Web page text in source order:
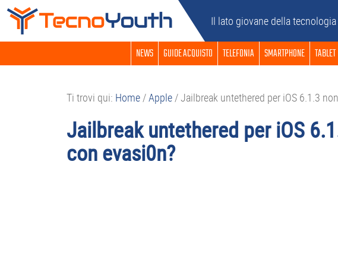
Passa
navigazione
Passa
contenuto
Passa
barra
Passa
piè
Il lato giovane della tecnologia
NEWS GUIDE ACQUISTO TELEFONIA SMARTPHONE TABLET
Ti trovi qui: Home/Apple/Jailbreak untethered per iOS 6.1.3
Jailbreak untethered per iOS
con evasi0n?